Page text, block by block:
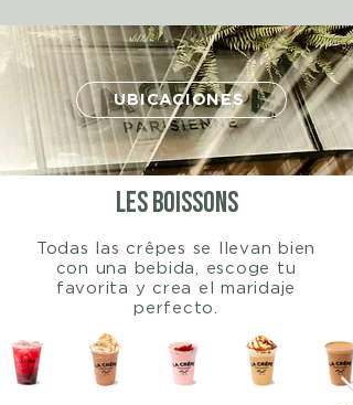
UBICACIONES
les boissons
Todas las crêpes se llevan bien
con una bebida, escoge tu
favorita y crea el maridaje
perfecto.